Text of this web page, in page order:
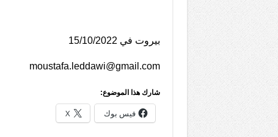
بيروت في 15/10/2022
moustafa.leddawi@gmail.com
شارك هذا الموضوع:
فيس بوك X